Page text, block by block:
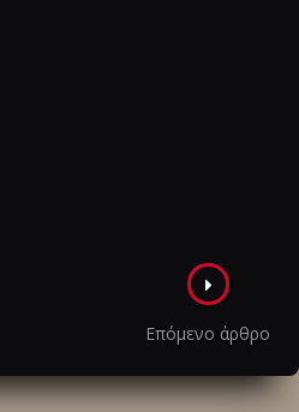
Επόμενο άρθρο